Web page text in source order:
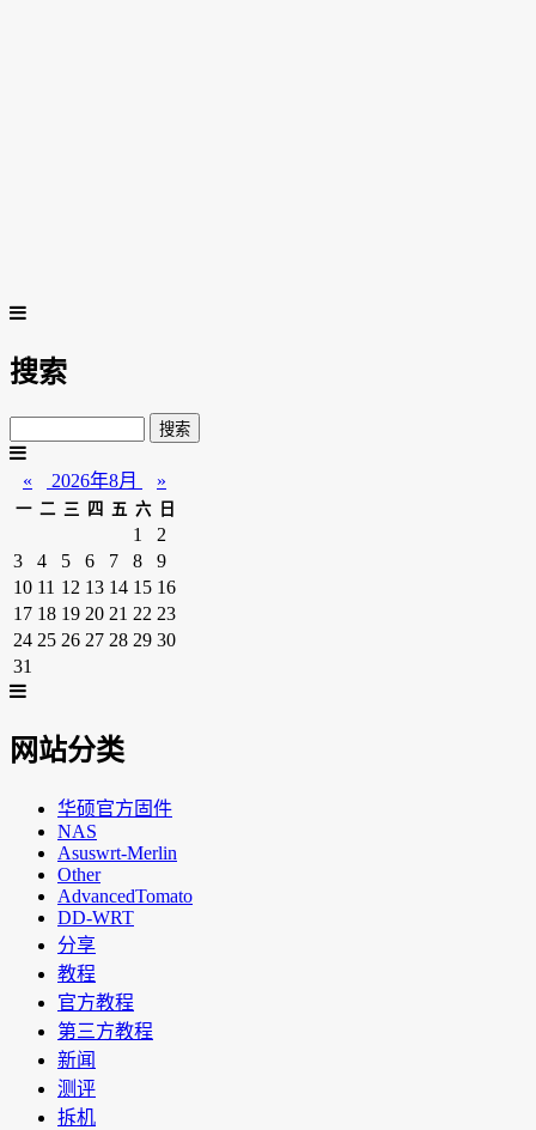
搜索
« 2026年8月 »
一 二 三 四 五 六 日
1
2
3
4 5 6 7 8
9
10 11 12 13 14 15 16
17 18 19 20 21 22 23
24 25 26 27 28 29 30
31
网站分类
华硕官方固件
NAS
Asuswrt-Merlin
Other
AdvancedTomato
DD-WRT
分享
教程
官方教程
第三方教程
新闻
测评
拆机